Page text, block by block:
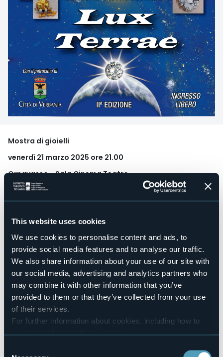
This website uses cookies
We use cookies to personalise content and ads, to
provide social media features and to analyse our traffic.
We also share information about your use of our site with
our social media, advertising and analytics partners who
may combine it with other information that you’ve
provided to them or that they’ve collected from your use
of their services.
For further information about cookies, including how to
manage and delete themclick here.
Mostra di gioielli
venerdì 21 marzo 2025 ore 21.00
Ornavasso - Sala Cinema Teatro
Esposizione e conferenze divulgative su "Animalier" e
"Cammei"
Metalli Preziosi e le Gemme
Elementi che la Natura ci dona per godere di quella luce
unica che posseggono. Da sempre, da essi affascinati, gli
uomini li hanno lavorati e trasformati in gioielli. In queste
giornate sarà proposta, con la sapiente guida del Maestro
Alessio Lucchini (esperto ed appassionato di Storia della
Gioielleria), una raccolta di alcuni oggetti che, come tutti i
gioielli, sono legati ad eventi importanti della nostra vita: la
nascita, il fidanzamento, il matrimonio e altro.
I Gioielli esposti non saranno in vendita.
INGRESSO LIBERO